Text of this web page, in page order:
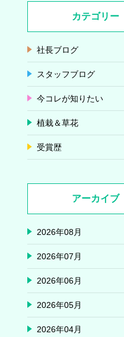
カテゴリー
社長ブログ
スタッフブログ
今コレが知りたい
植栽＆草花
受賞歴
アーカイブ
2026年08月
2026年07月
2026年06月
2026年05月
2026年04月